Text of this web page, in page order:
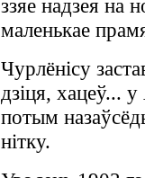
ззяе надзея на
маленькае
Чурлёнісу
дзіця, хацеў...
потым
нітку.